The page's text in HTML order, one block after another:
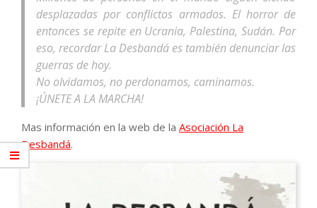
desplazadas por conflictos armados. El horror de
entonces se repite en Ucrania, Palestina, Sudán. Por
eso, recordar La Desbandá es también denunciar las
guerras de hoy.
No olvidamos, no perdonamos, caminamos.
¡ÚNETE A LA MARCHA!
Mas información en la web de la Asociación La
Desbandá.